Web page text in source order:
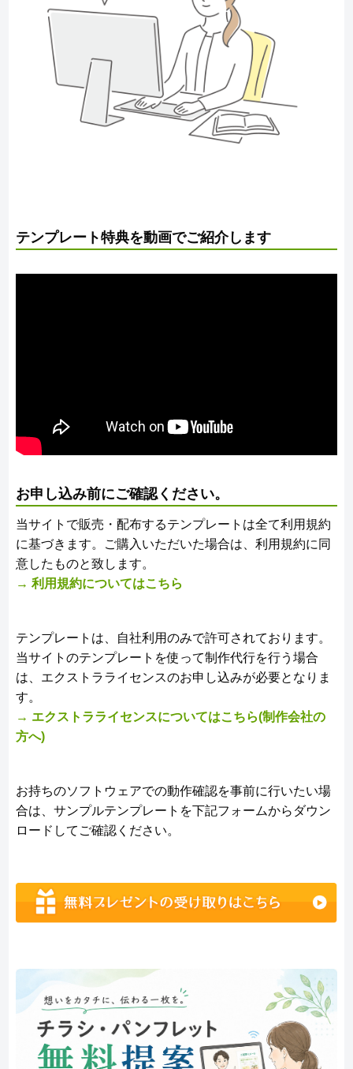
テンプレート特典を動画でご紹介します
お申し込み前にご確認ください。
当サイトで販売・配布するテンプレートは全て利用規約
に基づきます。ご購入いただいた場合は、利用規約に同
意したものと致します。
→ 利用規約についてはこちら
テンプレートは、自社利用のみで許可されております。
当サイトのテンプレートを使って制作代行を行う場合
は、エクストラライセンスのお申し込みが必要となりま
す。
→ エクストラライセンスについてはこちら(制作会社の
方へ)
お持ちのソフトウェアでの動作確認を事前に行いたい場
合は、サンプルテンプレートを下記フォームからダウン
ロードしてご確認ください。